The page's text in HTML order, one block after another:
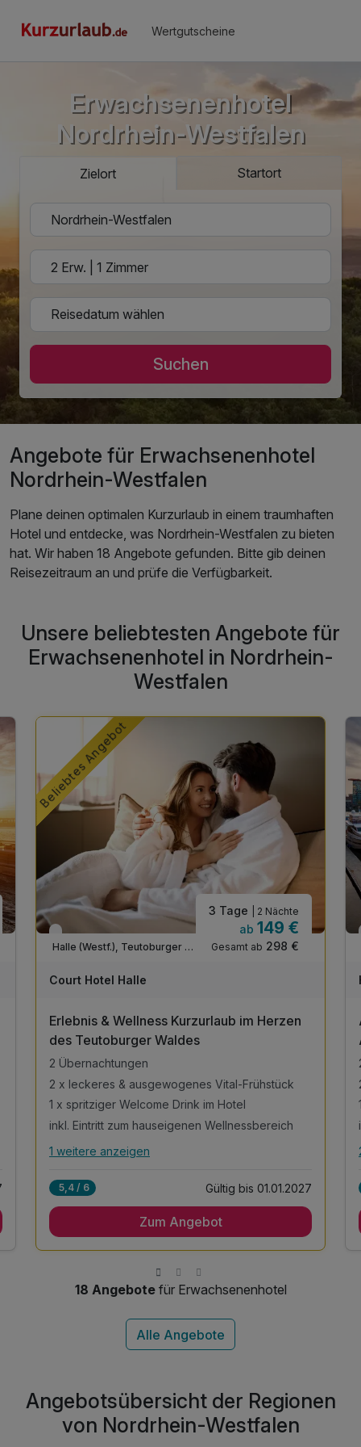
Wertgutscheine
Erwachsenenhotel
Nordrhein-Westfalen
Zielort Startort
Suchen
Angebote für Erwachsenenhotel
Nordrhein-Westfalen
Plane deinen optimalen Kurzurlaub in einem traumhaften
Hotel und entdecke, was Nordrhein-Westfalen zu bieten
hat. Wir haben 18 Angebote gefunden. Bitte gib deinen
Reisezeitraum an und prüfe die Verfügbarkeit.
Unsere beliebtesten Angebote für
Erwachsenenhotel in Nordrhein-
Westfalen
Beliebtes Angebot
Verfügbar bis Dezember
Halle (Westf.), Teutoburger Wald / Ostwestfalen
3 Tage | 2 Nächte
ab 149 €
Gesamt ab 298 €
Court Hotel Halle
Erlebnis & Wellness Kurzurlaub im Herzen
des Teutoburger Waldes
2 Übernachtungen
2 x leckeres & ausgewogenes Vital-Frühstück
1 x spritziger Welcome Drink im Hotel
inkl. Eintritt zum hauseigenen Wellnessbereich
Alle Inklusivleistungen
2 x leckeres & ausgewogenes Vital-Frühstück
mit Indoorpool & Saunalandschaft
1 weitere anzeigen
5,4 / 6 Gültig bis 01.01.2027
Zum Angebot
18 Angebotefür Erwachsenenhotel
Angebotsübersicht der Regionen
von Nordrhein-Westfalen